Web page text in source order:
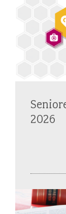
2026